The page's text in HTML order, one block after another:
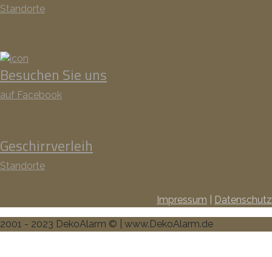
Standorte
Besuchen Sie uns
auf Facebook
Geschirrverleih
Standorte
Impressum Datenschutz
2001 - 2023 DekoAlarm © | www.DekoAlarm.de